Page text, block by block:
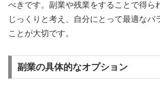
べきです。副業や残業をすることで得ら
じっくりと考え、自分にとって最適なバ
ことが大切です。
副業の具体的なオプション